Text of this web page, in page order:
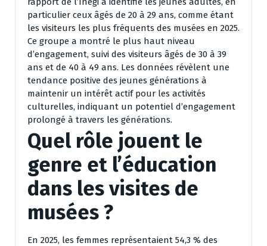
particulier ceux âgés de 20 à 29 ans, comme étant
les visiteurs les plus fréquents des musées en 2025.
Ce groupe a montré le plus haut niveau
d’engagement, suivi des visiteurs âgés de 30 à 39
ans et de 40 à 49 ans. Les données révèlent une
tendance positive des jeunes générations à
maintenir un intérêt actif pour les activités
culturelles, indiquant un potentiel d’engagement
prolongé à travers les générations.
Quel rôle jouent le
genre et l’éducation
dans les visites de
musées ?
En 2025, les femmes représentaient 54,3 % des